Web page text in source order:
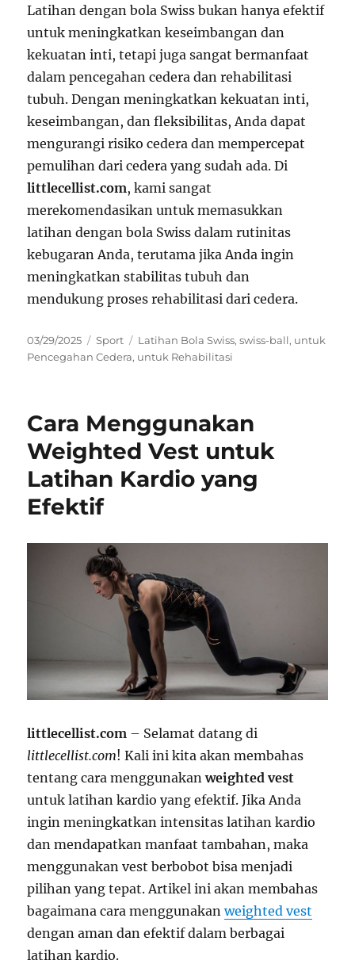
Latihan dengan bola Swiss bukan hanya efektif
untuk meningkatkan keseimbangan dan
kekuatan inti, tetapi juga sangat bermanfaat
dalam pencegahan cedera dan rehabilitasi
tubuh. Dengan meningkatkan kekuatan inti,
keseimbangan, dan fleksibilitas, Anda dapat
mengurangi risiko cedera dan mempercepat
pemulihan dari cedera yang sudah ada. Di
littlecellist.com, kami sangat
merekomendasikan untuk memasukkan
latihan dengan bola Swiss dalam rutinitas
kebugaran Anda, terutama jika Anda ingin
meningkatkan stabilitas tubuh dan
mendukung proses rehabilitasi dari cedera.
Posted
on
03/29/2025 Categories
Sport Tags
Latihan Bola Swiss,swiss-ball, untuk
Pencegahan Cedera, untuk Rehabilitasi
Cara Menggunakan
Weighted Vest untuk
Latihan Kardio yang
Efektif
littlecellist.com – Selamat datang di
littlecellist.com! Kali ini kita akan membahas
tentang cara menggunakanweighted vest
untuk latihan kardio yang efektif. Jika Anda
ingin meningkatkan intensitas latihan kardio
dan mendapatkan manfaat tambahan, maka
menggunakan vest berbobot bisa menjadi
pilihan yang tepat. Artikel ini akan membahas
bagaimana cara menggunakanweighted vest
dengan aman dan efektif dalam berbagai
latihan kardio.